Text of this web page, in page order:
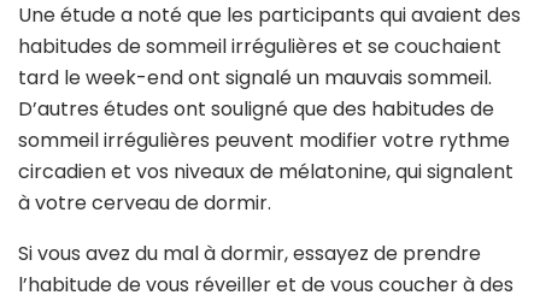
Une étude a noté que les participants qui avaient des
habitudes de sommeil irrégulières et se couchaient
tard le week-end ont signalé un mauvais sommeil.
D’autres études ont souligné que des habitudes de
sommeil irrégulières peuvent modifier votre rythme
circadien et vos niveaux de mélatonine, qui signalent
à votre cerveau de dormir.
Si vous avez du mal à dormir, essayez de prendre
l’habitude de vous réveiller et de vous coucher à des